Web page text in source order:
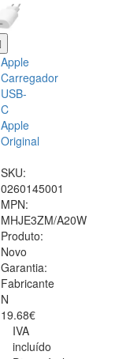
Apple
Carregador
USB-
C
Apple
Original
SKU:
0260145001
MPN:
MHJE3ZM/A20W
Produto:
Novo
Garantia:
Fabricante
N
19.68€
IVA
incluído